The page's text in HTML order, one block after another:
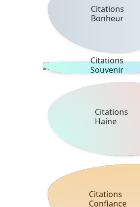
Citations
Bonheur
Citations
Souvenir
Citations
Haine
Citations
Confiance